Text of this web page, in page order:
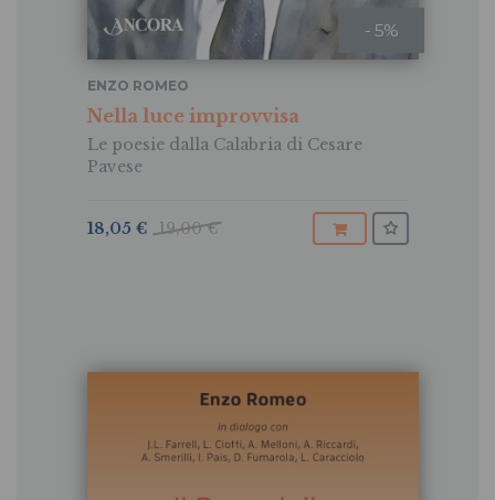
- 5%
Nella luce improvvisa
Le poesie dalla Calabria di Cesare
Pavese
ENZO ROMEO
19,00 €
18,05 €